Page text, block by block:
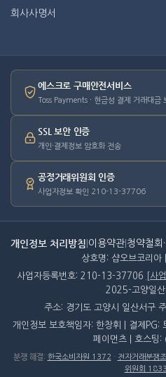
회사사명서
에스크로 구매안전서비스
Toss Payments · 현금성 결제 거래대금
SSL 보안 인증
개인·결제정보 암호화 전송
공정거래위원회 인증
사업자정보 확인 210-13-37706
개인정보 처리방침 이용약관 청약철회
상호명: 샵오브코리아
사업자등록번호: 210-13-37706
[사
2025-고양일
주소: 경기도 고양시 일산서구
개인정보 보호책임자: 한창휘 | 결제PG:
페이먼츠 | 호스팅:
분쟁 해결: 한국소비자원 1372 · 전자거래분쟁
위원회